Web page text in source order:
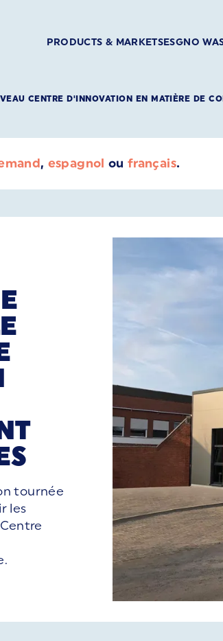
PRODUCTS & MARKETSESGNO
CENTRE D'INNOVATION EN MATIÈRE DE
, espagnol oufrançais.
tournée
les